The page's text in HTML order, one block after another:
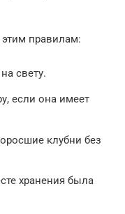
этим правилам:
свету.
если она имеет
клубни без
хранения была